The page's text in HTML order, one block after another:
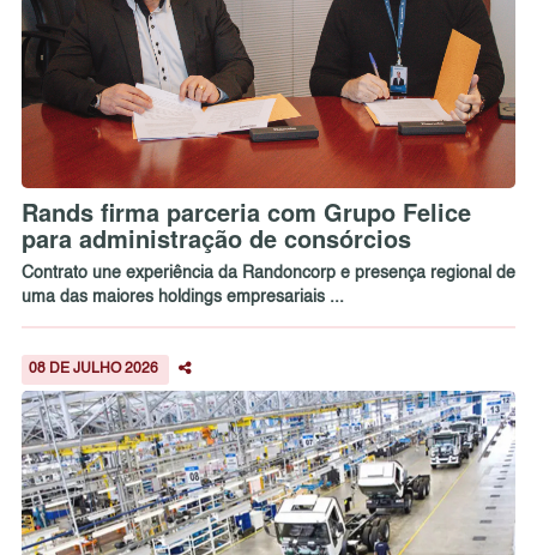
Rands firma parceria com Grupo Felice
para administração de consórcios
Contrato une experiência da Randoncorp e presença regional de
uma das maiores holdings empresariais ...
08 DE JULHO 2026